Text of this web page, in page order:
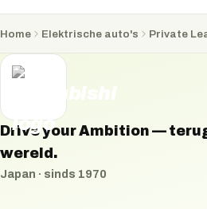
Home Elektrische auto's Private
Drive your Ambition —
wereld.
Japan · sinds 1970